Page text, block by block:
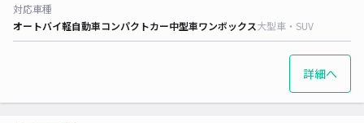
対応車種
オートバイ軽自動車コンパクトカー中型車ワンボックス大型車・SUV
詳細へ